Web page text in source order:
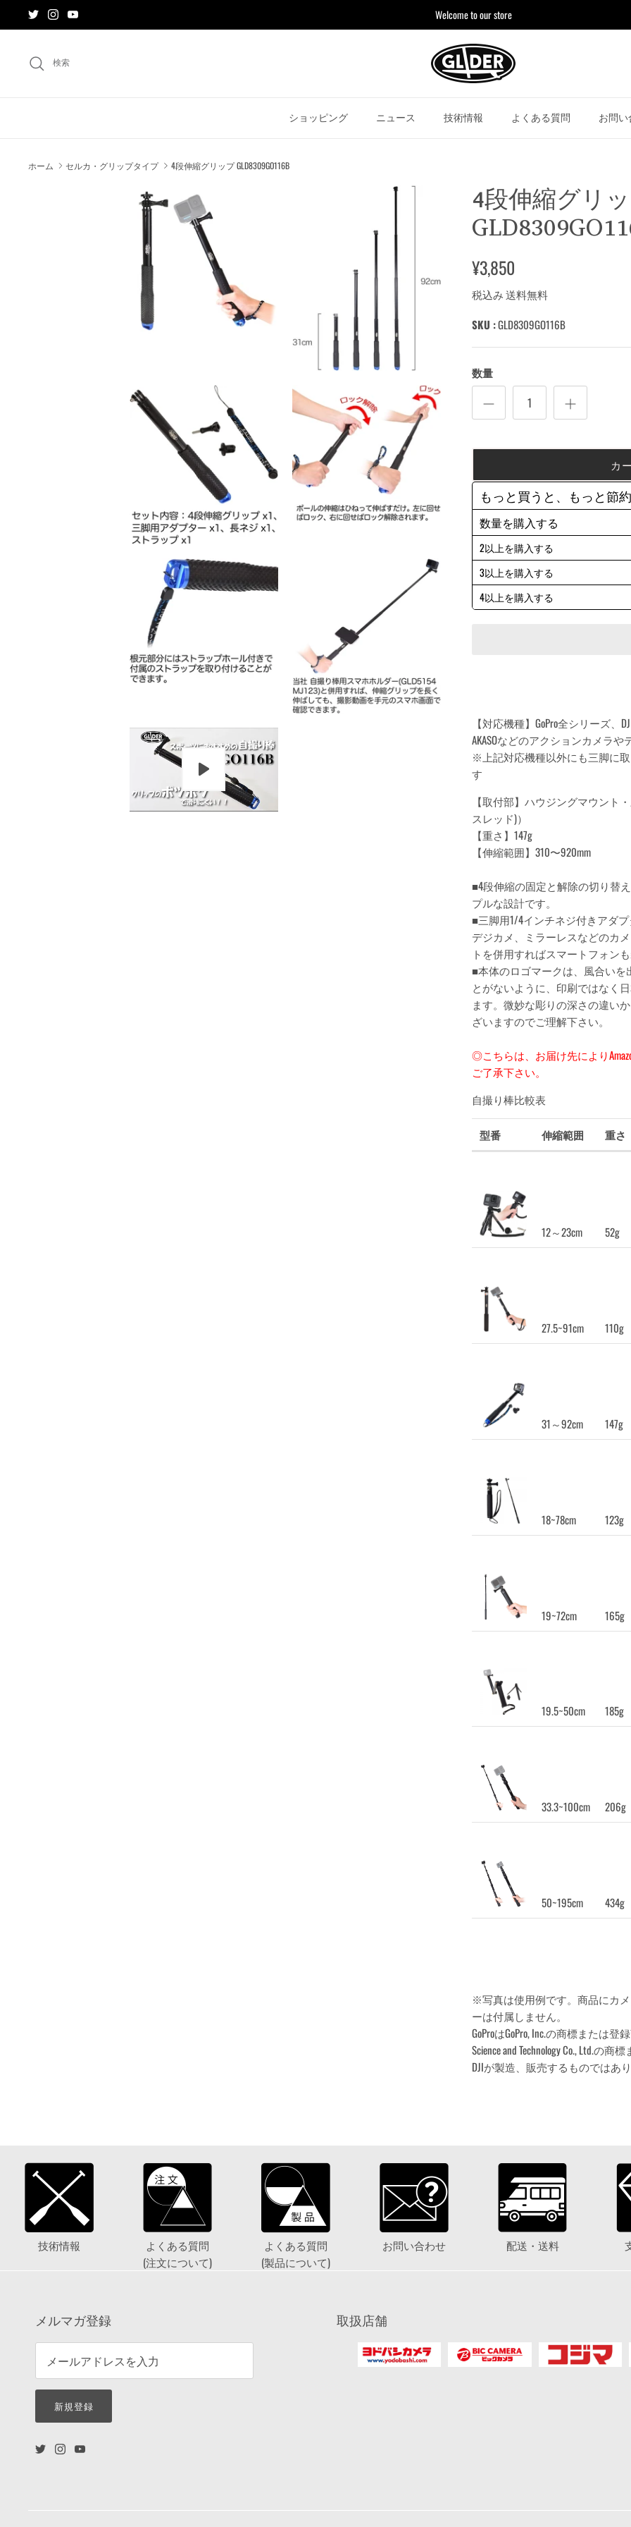
Welcome to our store
検索
ショッピング ニュース 技術情報 よくある質問 お問
ホーム セルカ・グリップタイプ 4段伸縮グリップ GLD8309GO116B
4段伸縮グリ
¥3,850
税込み 送料無料
SKU :GLD8309GO116B
数量
カ
もっと買うと、もっと節
数量を購入する
2以上を購入する
3以上を購入する
4以上を購入する
【対応機種】GoPro全シリーズ、DJI
AKASOなどのアクションカメラや
※上記対応機種以外にも三脚に
す
【取付部】ハウジングマウント
スレッド)）
【重さ】147g
【伸縮範囲】310〜920mm
■4段伸縮の固定と解除の切り替
プルな設計です。
■三脚用1/4インチネジ付きアダ
デジカメ、ミラーレスなどのカ
トを併用すればスマートフォン
■本体のロゴマークは、風合い
とがないように、印刷ではなく
ます。微妙な彫りの深さの違い
ざいますのでご理解下さい。
◎こちらは、お届け先により
ご了承下さい。
自撮り棒比較表
型番 伸縮範囲 重さ
12～23cm 52g
27.5~91cm 110g
31～92cm 147g
18~78cm 123g
19~72cm 165g
19.5~50cm 185g
33.3~100cm 206g
50~195cm 434g
※写真は使用例です。商品にカ
ーは付属しません。
GoProはGoPro, Inc.の商標または登
Science and Technology Co., Ltd.の
DJIが製造、販売するものではあ
技術情報
よくある質問
(注文について)
よくある質問
(製品について)
お問い合わせ 配送・送料
メルマガ登録
新規登録
取扱店舗